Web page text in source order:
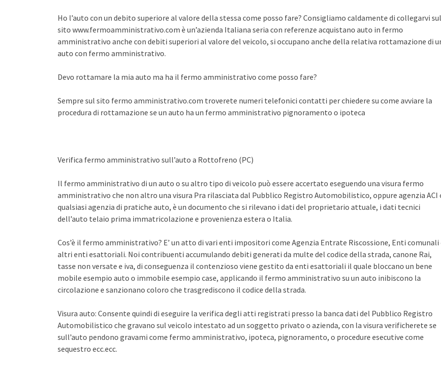
Ho l’auto con un debito superiore al valore della stessa come posso fare? Consigliamo caldamente di collegarvi sul
sito www.fermoamministrativo.com è un’azienda Italiana seria con referenze acquistano auto in fermo
amministrativo anche con debiti superiori al valore del veicolo, si occupano anche della relativa rottamazione di
auto con fermo amministrativo.
Devo rottamare la mia auto ma ha il fermo amministrativo come posso fare?
Sempre sul sito fermo amministrativo.com troverete numeri telefonici contatti per chiedere su come avviare la
procedura di rottamazione se un auto ha un fermo amministrativo pignoramento o ipoteca
Verifica fermo amministrativo sull’auto a Rottofreno (PC)
Il fermo amministrativo di un auto o su altro tipo di veicolo può essere accertato eseguendo una visura fermo
amministrativo che non altro una visura Pra rilasciata dal Pubblico Registro Automobilistico, oppure agenzia ACI
qualsiasi agenzia di pratiche auto, è un documento che si rilevano i dati del proprietario attuale, i dati tecnici
dell’auto telaio prima immatricolazione e provenienza estera o Italia.
Cos’è il fermo amministrativo? E’ un atto di vari enti impositori come Agenzia Entrate Riscossione, Enti comunali
altri enti esattoriali. Noi contribuenti accumulando debiti generati da multe del codice della strada, canone Rai,
tasse non versate e iva, di conseguenza il contenzioso viene gestito da enti esattoriali il quale bloccano un bene
mobile esempio auto o immobile esempio case, applicando il fermo amministrativo su un auto inibiscono la
circolazione e sanzionano coloro che trasgrediscono il codice della strada.
Visura auto: Consente quindi di eseguire la verifica degli atti registrati presso la banca dati del Pubblico Registro
Automobilistico che gravano sul veicolo intestato ad un soggetto privato o azienda, con la visura verificherete se
sull’auto pendono gravami come fermo amministrativo, ipoteca, pignoramento, o procedure esecutive come
sequestro ecc.ecc.